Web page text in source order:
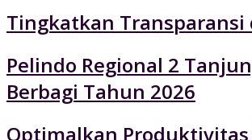
Tingkatkan Transparansi
Pelindo Regional 2
Berbagi Tahun 2026
Optimalkan Produktivitas